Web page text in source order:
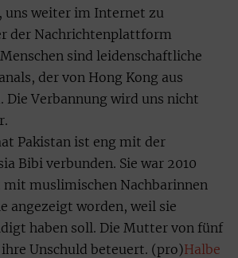
weiter im Internet zu
der Nachrichtenplattform
sind leidenschaftliche
der von Hong Kong aus
Die Verbannung wird uns nicht
Pakistan ist eng mit der
Bibi verbunden. Sie war 2010
mit muslimischen Nachbarinnen
angezeigt worden, weil sie
haben soll. Die Mutter von fünf
Unschuld beteuert. (pro)Halbe